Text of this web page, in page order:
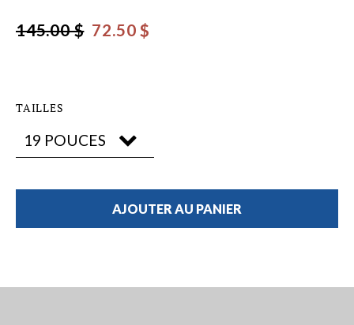
145.00 $ 72.50 $
TAILLES
AJOUTER AU PANIER